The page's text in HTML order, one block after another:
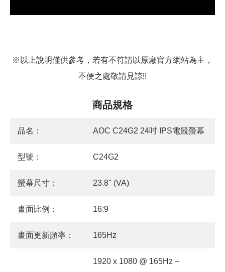
※以上說明僅供參考，若有不符請以原廠官方網站為主，
不便之處敬請見諒!!
商品規格
品名： AOC C24G2 24吋 IPS電競螢幕
型號： C24G2
螢幕尺寸： 23.8" (VA)
畫面比例： 16:9
畫面更新頻率： 165Hz
1920 x 1080 @ 165Hz –